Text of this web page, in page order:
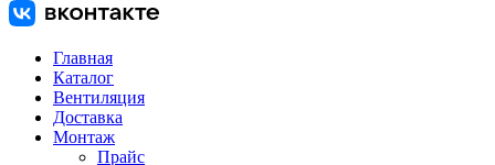
Главная
Каталог
Вентиляция
Доставка
Монтаж
Прайс